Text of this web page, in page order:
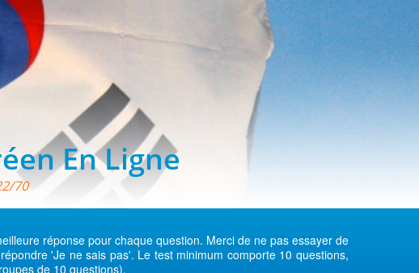
En Ligne
70
réponse pour chaque question. Merci de ne pas essayer de
'Je ne sais pas'. Le test minimum comporte 10 questions,
de 10 questions).